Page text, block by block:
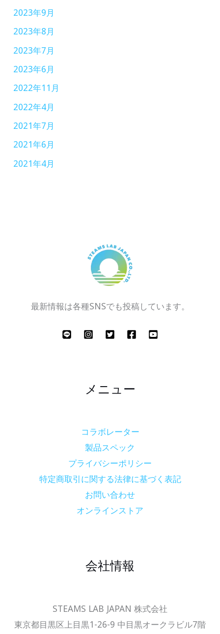
2023年9月
2023年8月
2023年7月
2023年6月
2022年11月
2022年4月
2021年7月
2021年6月
2021年4月
最新情報は各種SNSでも投稿しています。
メニュー
コラボレーター
製品スペック
プライバシーポリシー
特定商取引に関する法律に基づく表記
お問い合わせ
オンラインストア
会社情報
STEAMS LAB JAPAN 株式会社
東京都目黒区上目黒1-26-9 中目黒オークラビル7階